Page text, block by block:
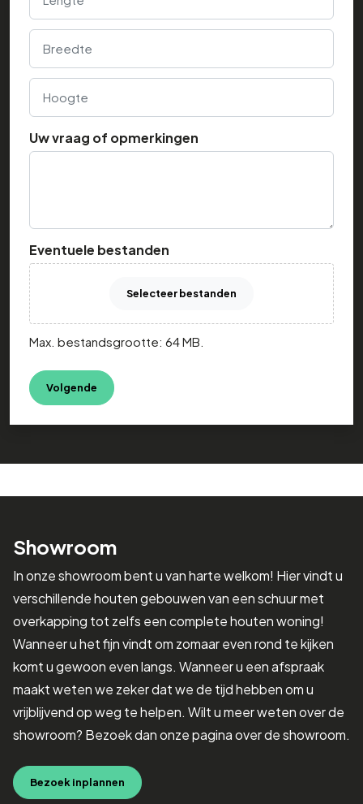
Breedte
Hoogte
Uw vraag of opmerkingen
Eventuele bestanden
Selecteer bestanden
Max. bestandsgrootte: 64 MB.
Showroom
In onze showroom bent u van harte welkom! Hier vindt u
verschillende houten gebouwen van een schuur met
overkapping tot zelfs een complete houten woning!
Wanneer u het fijn vindt om zomaar even rond te kijken
komt u gewoon even langs. Wanneer u een afspraak
maakt weten we zeker dat we de tijd hebben om u
vrijblijvend op weg te helpen. Wilt u meer weten over de
showroom? Bezoek dan onze pagina over de showroom.
Bezoek inplannen